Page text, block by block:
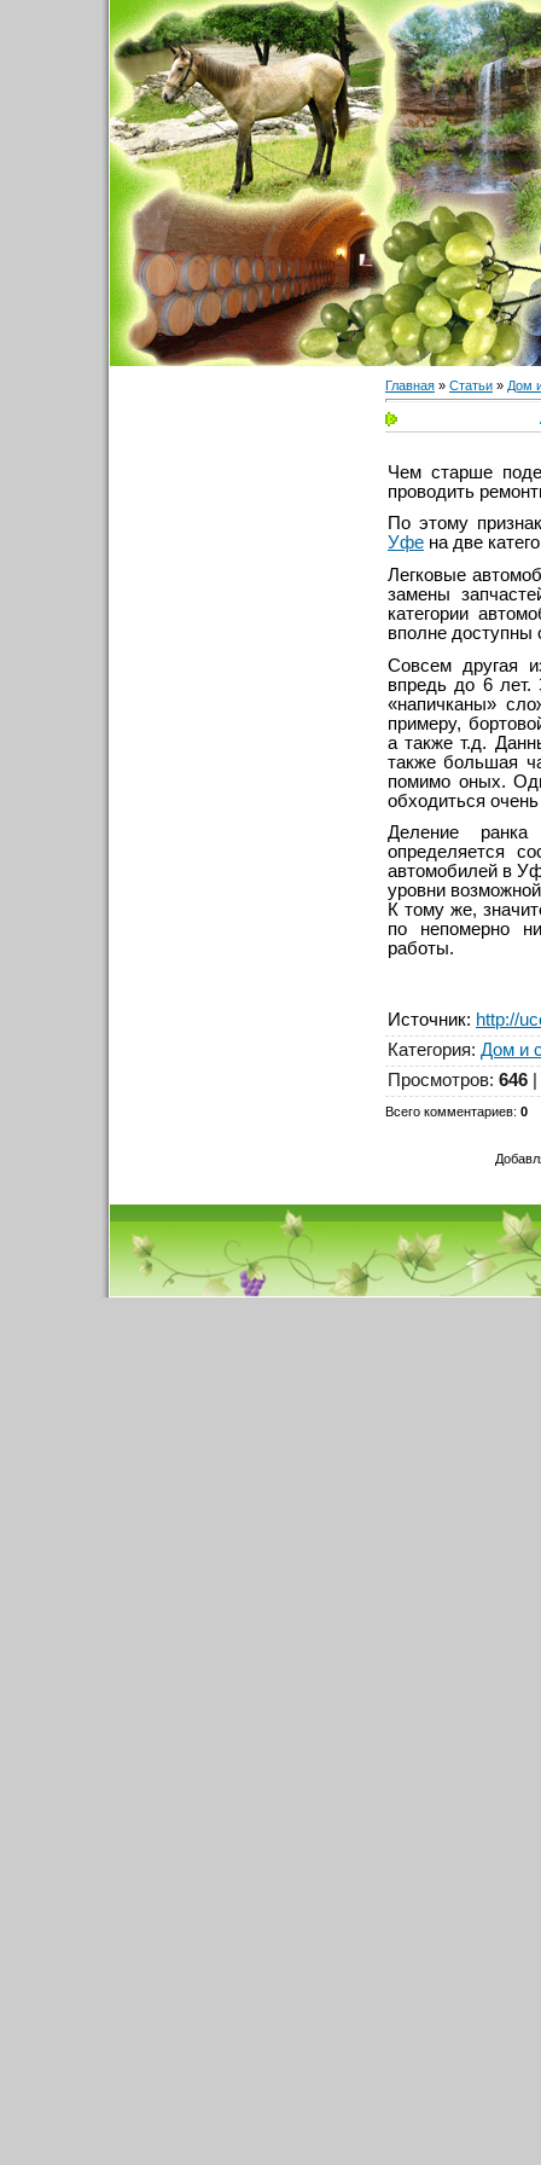
Главная » Статьи » Дом
Чем старше
проводить
По этому
Уфе на две
Легковые
замены
категории
вполне доступны
Совсем другая
впредь до 6 лет.
«напичканы»
примеру,
а также т.д.
также большая
помимо оных.
обходиться очень
Деление
определяется
автомобилей в
уровни
К тому же,
по непомерно
работы.
Источник: http://
Категория: Дом и
Просмотров: 646
Всего комментариев: 0